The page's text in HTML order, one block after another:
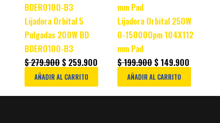
Lijadora Orbital 5
Pulgadas 200W BD
BDERO100-B3
$279.900
was:
$ 279.900.
$ 259.900
$ 259.900.
AÑADIR AL CARRITO
Lijadora Orbital 250W
0-15000Opm 104X112
mm Pad
$199.900
$ 199.900.
$ 149.900
$
AÑADIR AL CARRITO